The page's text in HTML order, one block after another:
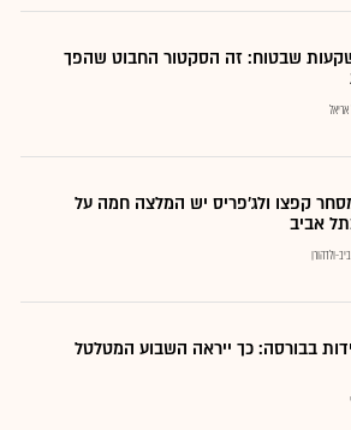
שבטוח: זה הסקטור החבוט שהפך
קפצו ולג'פריס יש המלצה חמה על
אביב
ולדהורן
בבורסה: כך ייראה השבוע המטלטל